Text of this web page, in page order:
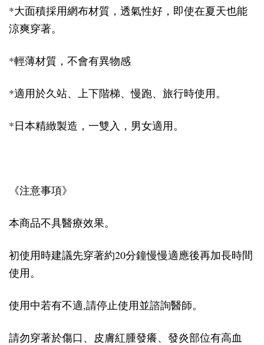
*大面積採用網布材質，透氣性好，即使在夏天也能
涼爽穿著。
*輕薄材質，不會有異物感
*適用於久站、上下階梯、慢跑、旅行時使用。
*日本精緻製造 ， 一雙入 ， 男女適用。
《注意事項》
本商品不具醫療效果。
初使用時建議先穿著約20分鐘慢慢適應後再加長時間
使用。
使用中若有不適,請停止使用並諮詢醫師。
請勿穿著於傷口、皮膚紅腫發癢、發炎部位有高血